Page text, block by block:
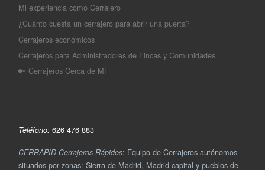
Mi experiencia como Cerrajero
¿Cuánto cuesta un cerrajero para abrir una puerta?
Cerrajeros económicos
Cerrajeros para Administradores de Fincas y Comunidades
🔑 Cerrajeros Cerca de Mí
Teléfono: 626 476 883
CERRAPID Cerrajeros Rápidos: Equipo de Cerrajeros autónomos
situados por zonas: Sierra de Madrid, Madrid capital y pueblos de